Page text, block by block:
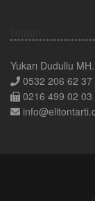
Yukarı Dudullu
0532 206 62 37
0216 499 02 03